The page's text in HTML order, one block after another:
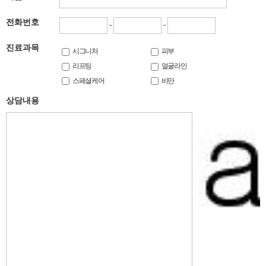
전화번호 - -
진료과목 시그니처
피부
리프팅
얼굴라인
스페셜케어
비만
상담내용